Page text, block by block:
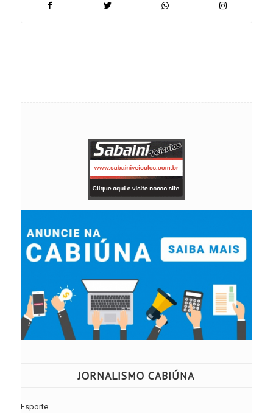
JORNALISMO CABIÚNA
Esporte